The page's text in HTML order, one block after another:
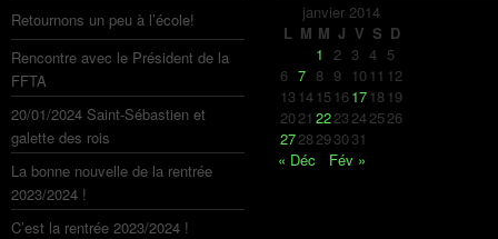
Retournons un peu à l’école!
Rencontre avec le Président de la
FFTA
20/01/2024 Saint-Sébastien et
galette des rois
La bonne nouvelle de la rentrée
2023/2024 !
C’est la rentrée 2023/2024 !
janvier 2014
L M M J V S D
1 2 3 4 5
6 7 8 9 10 11 12
13 14 15 1617 18 19
2021 2223242526
2728293031
« Déc
Fév »